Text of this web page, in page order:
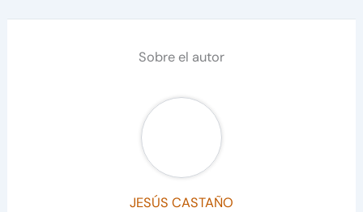
Sobre el autor
JESÚS CASTAÑO